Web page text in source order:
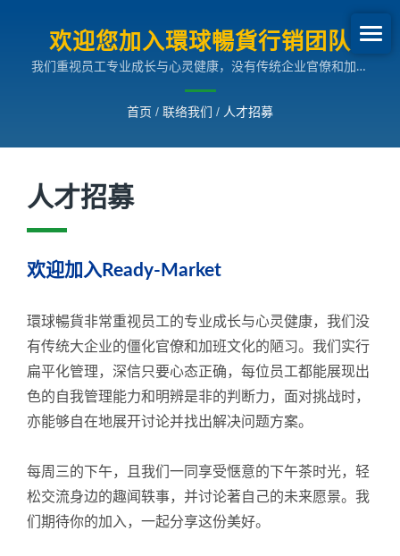
欢迎您加入環球暢貨行销团队
我们重视员工专业成长与心灵健康，没有传统企业官僚和加班
非的能力，面对挑战，亦能够自在展开讨论并找出解决问题方
案。
首页 / 联络我们 / 人才招募
人才招募
欢迎加入Ready-Market
環球暢貨非常重视员工的专业成长与心灵健康，我们没
有传统大企业的僵化官僚和加班文化的陋习。我们实行
扁平化管理，深信只要心态正确，每位员工都能展现出
色的自我管理能力和明辨是非的判断力，面对挑战时，
亦能够自在地展开讨论并找出解决问题方案。
每周三的下午，且我们一同享受惬意的下午茶时光，轻
松交流身边的趣闻轶事，并讨论著自己的未来愿景。我
们期待你的加入，一起分享这份美好。